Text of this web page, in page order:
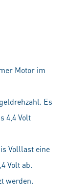
Motor im
Es
4,4 Volt
Volllast eine
Volt ab.
werden.